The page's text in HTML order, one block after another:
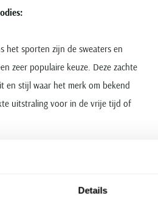
Details
het sporten zijn de sweaters en
zeer populaire keuze. Deze zachte
en stijl waar het merk om bekend
uitstraling voor in de vrije tijd of
van Ralph Lauren
zijn de V-hals en ronde hals